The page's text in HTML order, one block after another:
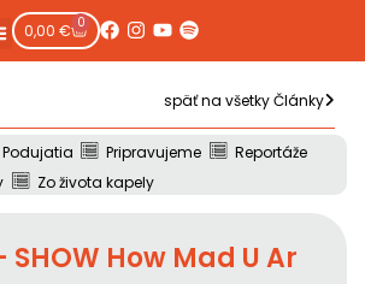
0,00 € 0
späť na všetky Články
Podujatia Pripravujeme
Reportáže
Zo života kapely
SHOW How Mad U Ar